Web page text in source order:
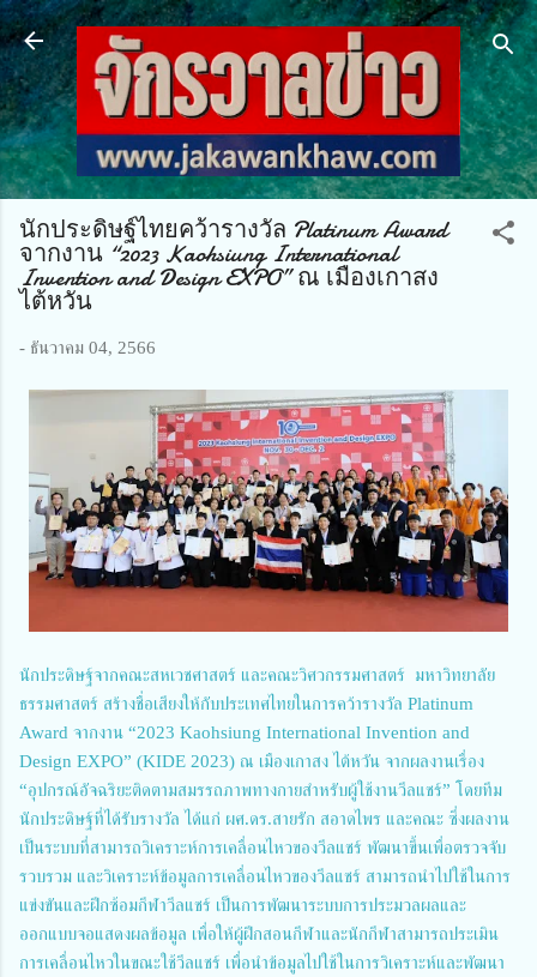
ข้ามไปที่เนื้อหาหลัก
นักประดิษฐ์ไทยคว้ารางวัล Platinum Award
จากงาน “2023 Kaohsiung International
Invention and Design EXPO” ณ เมืองเกาสง
ไต้หวัน
- ธันวาคม 04, 2566
นักประดิษฐ์จากคณะสหเวชศาสตร์ และคณะวิศวกรรมศาสตร์ มหาวิทยาลัย
ธรรมศาสตร์ สร้างชื่อเสียงให้กับประเทศไทยในการคว้ารางวัล Platinum
Award จากงาน “2023 Kaohsiung International Invention and
Design EXPO” (KIDE 2023) ณ เมืองเกาสง ไต้หวัน จากผลงานเรื่อง
“อุปกรณ์อัจฉริยะติดตามสมรรถภาพทางกายสำหรับผู้ใช้งานวีลแชร์” โดยทีม
นักประดิษฐ์ที่ได้รับรางวัล ได้แก่ ผศ.ดร.สายรัก สอาดไพร และคณะ ซึ่งผลงาน
เป็นระบบที่สามารถวิเคราะห์การเคลื่อนไหวของวีลแชร์ พัฒนาขึ้นเพื่อตรวจจับ
รวบรวม และวิเคราะห์ข้อมูลการเคลื่อนไหวของวีลแชร์ สามารถนำไปใช้ในการ
แข่งขันและฝึกซ้อมกีฬาวีลแชร์ เป็นการพัฒนาระบบการประมวลผลและ
ออกแบบจอแสดงผลข้อมูล เพื่อให้ผู้ฝึกสอนกีฬาและนักกีฬาสามารถประเมิน
การเคลื่อนไหวในขณะใช้วีลแชร์ เพื่อนำข้อมูลไปใช้ในการวิเคราะห์และพัฒนา